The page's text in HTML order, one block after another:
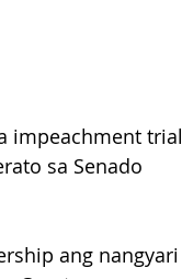
impeachment trial
sa Senado
ang nangyari